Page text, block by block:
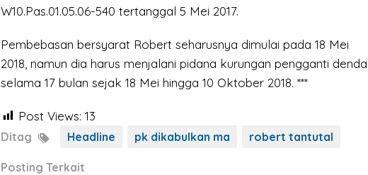
W10.Pas.01.05.06-540 tertanggal 5 Mei 2017.
Pembebasan bersyarat Robert seharusnya dimulai pada 18 Mei
2018, namun dia harus menjalani pidana kurungan pengganti denda
selama 17 bulan sejak 18 Mei hingga 10 Oktober 2018. ***
Post Views: 13
Ditag Headline pk dikabulkan ma robert tantutal
Posting Terkait